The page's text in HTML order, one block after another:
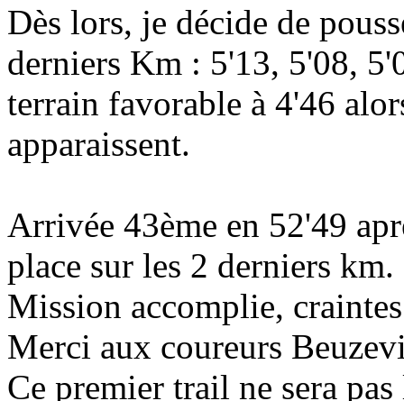
Dès lors, je décide de
derniers Km : 5'13, 5'08,
terrain favorable à 4'46
apparaissent.
Arrivée 43ème en 52'49
place sur les 2 derniers km.
Mission accomplie,
Merci aux coureurs
Ce premier trail ne sera